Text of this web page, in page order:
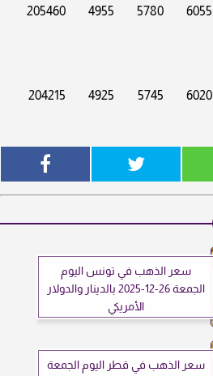
6055
5780
4955
205460
6020
5745
4925
204215
سعر الذهب في تونس اليوم
الجمعة 26-12-2025 بالدينار والدولار
الأمريكي
سعر الذهب في قطر اليوم الجمعة